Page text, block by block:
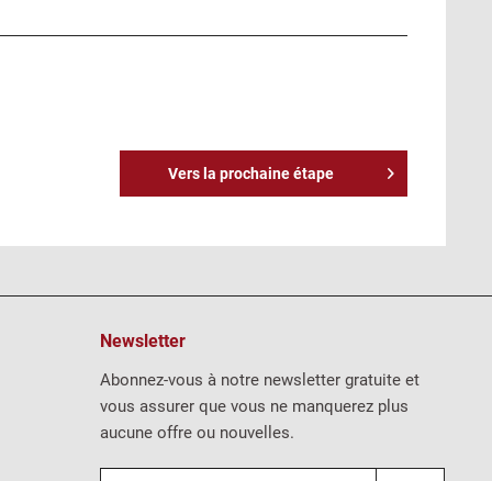
Vers la prochaine étape
Newsletter
Abonnez-vous à notre newsletter gratuite et
vous assurer que vous ne manquerez plus
aucune offre ou nouvelles.